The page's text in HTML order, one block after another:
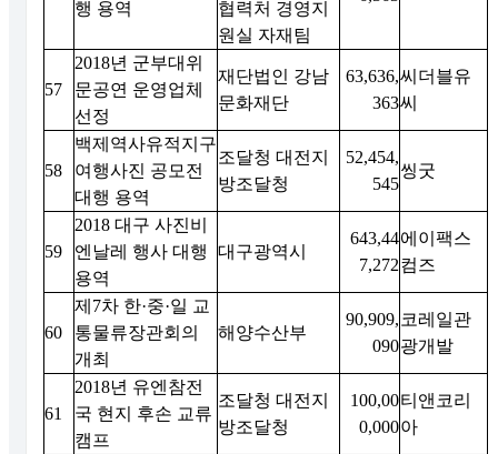
행 용역
협력처 경영지
원실 자재팀
57
2018년 군부대위
문공연 운영업체
선정
재단법인 강남
문화재단
63,636,
363
씨더블유
씨
58
백제역사유적지구
여행사진 공모전
대행 용역
조달청 대전지
방조달청
52,454,
545
씽굿
59
2018 대구 사진비
엔날레 행사 대행
용역
대구광역시
643,44
7,272
에이팩스
컴즈
60
제7차 한·중·일 교
통물류장관회의
개최
해양수산부
90,909,
090
코레일관
광개발
61
2018년 유엔참전
국 현지 후손 교류
캠프
조달청 대전지
방조달청
100,00
0,000
티앤코리
아